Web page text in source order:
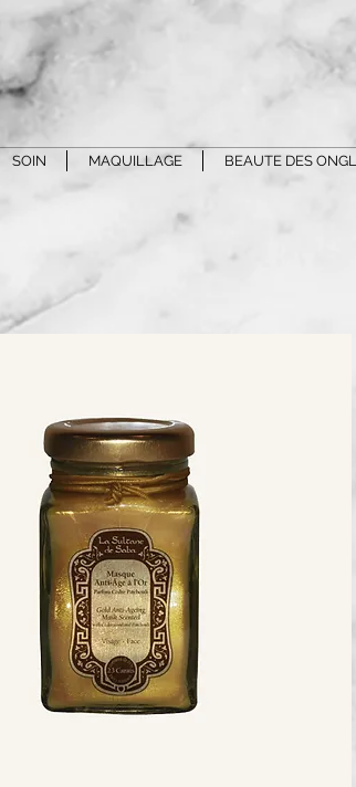
SOIN MAQUILLAGE BEAUTE DES